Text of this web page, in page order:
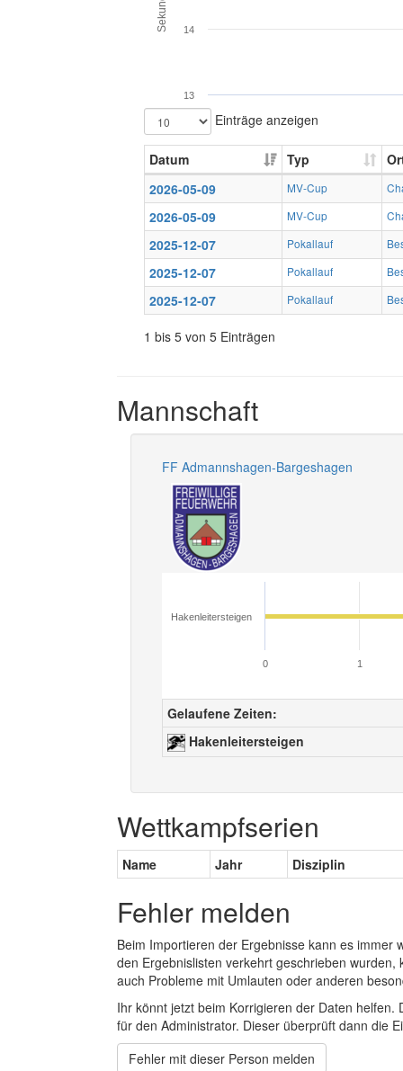
13
14
Einträge anzeigen
Datum Typ
2026-05-09
MV-Cup
2026-05-09 MV-Cup
2025-12-07 Pokallauf
2025-12-07 Pokallauf
2025-12-07 Pokallauf
1 bis 5 von 5 Einträgen
Mannschaft
FF Admannshagen-Bargeshagen
Hakenleitersteigen
0 1
Gelaufene Zeiten:
Hakenleitersteigen
Wettkampfserien
Name Jahr Disziplin
Fehler melden
Beim Importieren der Ergebnisse kann es
den Ergebnislisten verkehrt geschrieben
auch Probleme mit Umlauten oder anderen
Ihr könnt jetzt beim Korrigieren der Daten
für den Administrator. Dieser überprüft dann die
Fehler mit dieser Person melden